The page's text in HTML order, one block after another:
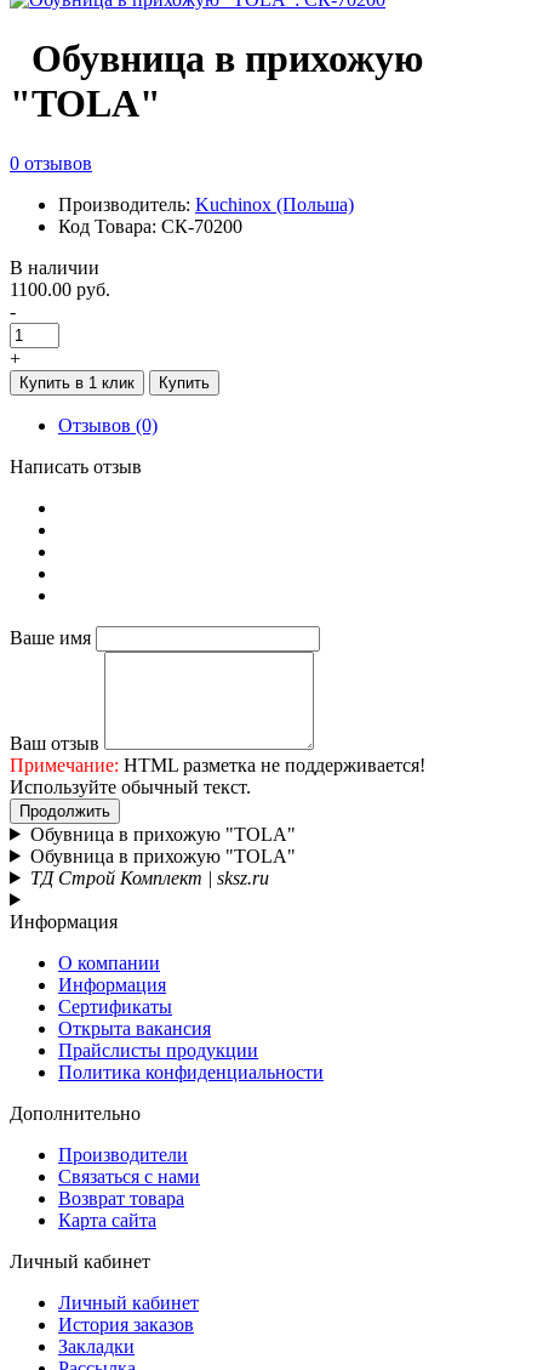
Обувница в прихожую
"TOLA"
0 отзывов
Производитель: Kuchinox (Польша)
Код Товара: СК-70200
В наличии
1100.00 руб.
-
+
Купить в 1 клик Купить
Отзывов (0)
Написать отзыв
Ваше имя
Ваш отзыв
Примечание: HTML разметка не поддерживается!
Используйте обычный текст.
Продолжить
Обувница в прихожую "TOLA"
Обувница в прихожую "TOLA"
ТД Строй Комплект | sksz.ru
Информация
О компании
Информация
Сертификаты
Открыта вакансия
Прайслисты продукции
Политика конфиденциальности
Дополнительно
Производители
Связаться с нами
Возврат товара
Карта сайта
Личный кабинет
Личный кабинет
История заказов
Закладки